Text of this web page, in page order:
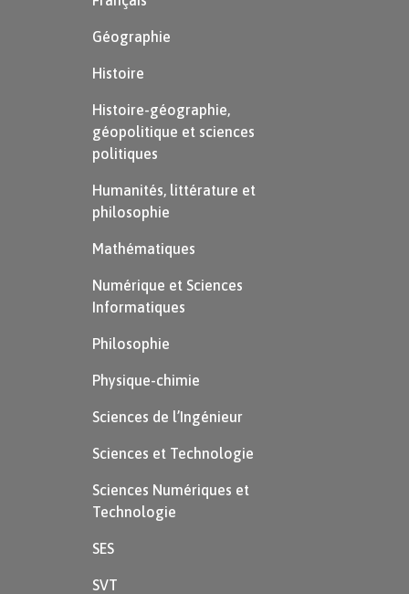
Géographie
Histoire
Histoire-géographie,
géopolitique et sciences
politiques
Humanités, littérature et
philosophie
Mathématiques
Numérique et Sciences
Informatiques
Philosophie
Physique-chimie
Sciences de l’Ingénieur
Sciences et Technologie
Sciences Numériques et
Technologie
SES
SVT